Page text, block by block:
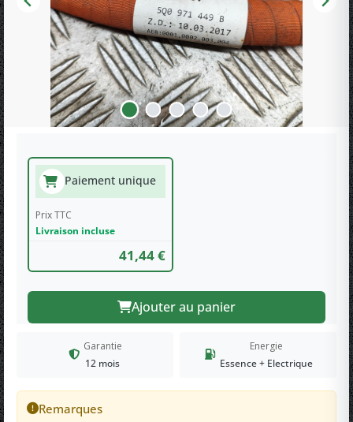
Paiement unique
Prix TTC
Livraison incluse
41,44 €
Ajouter au panier
Garantie
12 mois
Energie
Essence + Electrique
Remarques